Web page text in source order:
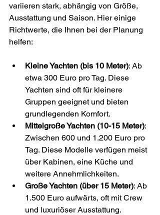
variieren stark, abhängig von Größe,
Ausstattung und Saison. Hier einige
Richtwerte, die Ihnen bei der Planung
helfen:
Kleine Yachten (bis 10 Meter): Ab
etwa 300 Euro pro Tag. Diese
Yachten sind oft für kleinere
Gruppen geeignet und bieten
grundlegenden Komfort.
Mittelgroße Yachten (10-15 Meter):
Zwischen 600 und 1.200 Euro pro
Tag. Diese Modelle verfügen meist
über Kabinen, eine Küche und
weitere Annehmlichkeiten.
Große Yachten (über 15 Meter): Ab
1.500 Euro aufwärts, oft mit Crew
und luxuriöser Ausstattung.